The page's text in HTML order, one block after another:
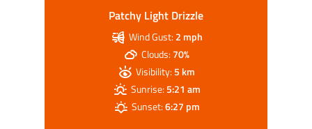
Patchy Light Drizzle
Wind Gust: 2 mph
Clouds:70%
Visibility:5 km
Sunrise:5:21 am
Sunset:6:27 pm